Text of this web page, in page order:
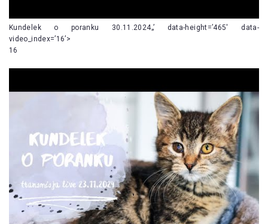
Kundelek o poranku 30.11.2024„’ data-height=’465′ data-
video_index=’16’>
16